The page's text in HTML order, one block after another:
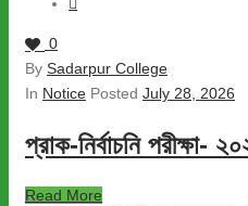
0
By Sadarpur College
In Notice Posted July 28, 2026
প্রাক-নির্বাচনি পরীক্ষা-
Read More